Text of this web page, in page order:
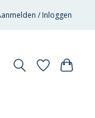
/ Inloggen